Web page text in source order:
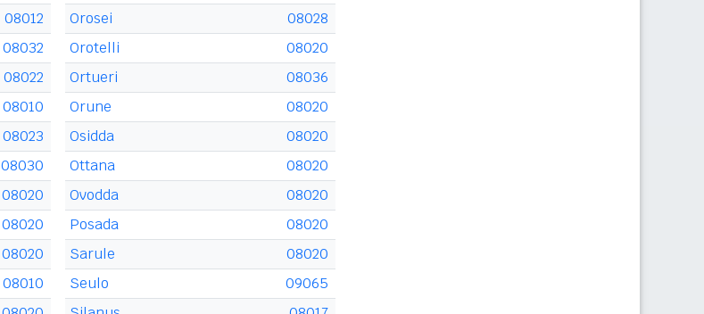
08012
08032
08022
08010
08023
08030
08020
08020
08020
08010
Orosei
08028
Orotelli
08020
Ortueri
08036
Orune
08020
Osidda
08020
Ottana
08020
Ovodda
08020
Posada
08020
Sarule
08020
Seulo
09065